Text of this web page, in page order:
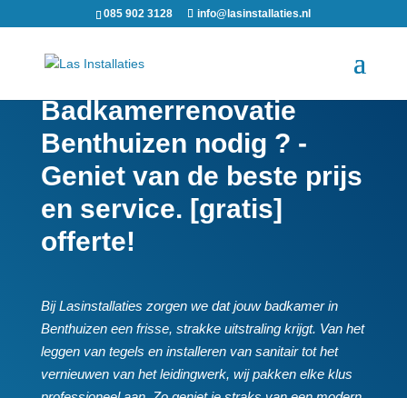
085 902 3128 info@lasinstallaties.nl
Badkamerrenovatie
Benthuizen nodig ? -
Geniet van de beste prijs
en service. [gratis]
offerte!
Bij Lasinstallaties zorgen we dat jouw badkamer in
Benthuizen een frisse, strakke uitstraling krijgt.​ Van het
leggen van tegels en installeren van sanitair tot het
vernieuwen van het leidingwerk, wij pakken elke klus